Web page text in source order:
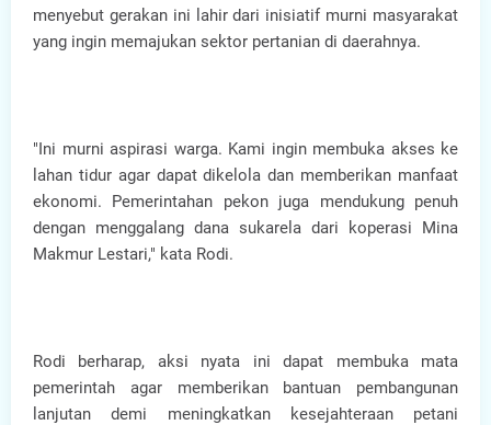
menyebut gerakan ini lahir dari inisiatif murni masyarakat
yang ingin memajukan sektor pertanian di daerahnya.
"Ini murni aspirasi warga. Kami ingin membuka akses ke
lahan tidur agar dapat dikelola dan memberikan manfaat
ekonomi. Pemerintahan pekon juga mendukung penuh
dengan menggalang dana sukarela dari koperasi Mina
Makmur Lestari," kata Rodi.
Rodi berharap, aksi nyata ini dapat membuka mata
pemerintah agar memberikan bantuan pembangunan
lanjutan demi meningkatkan kesejahteraan petani